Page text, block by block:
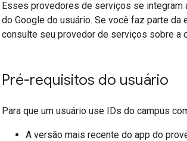
Esses provedores de serviços se integram
do Google do usuário. Se você faz parte
consulte seu provedor de serviços sobre a
Pré-requisitos do usuário
Para que um usuário use IDs do campus
A versão mais recente do app do